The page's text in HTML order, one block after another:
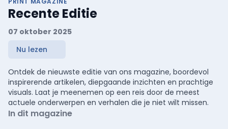
Recente Editie
07 oktober 2025
Nu lezen
Ontdek de nieuwste editie van ons magazine, boordevol
inspirerende artikelen, diepgaande inzichten en prachtige
visuals. Laat je meenemen op een reis door de meest
actuele onderwerpen en verhalen die je niet wilt missen.
In dit magazine